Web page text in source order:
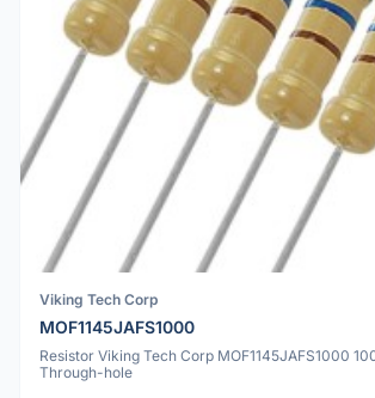
Viking Tech Corp
MOF1145JAFS1000
Resistor Viking Tech Corp MOF1145JAFS1000
Through-hole